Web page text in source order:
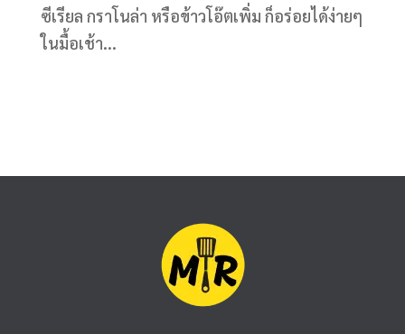
ซีเรียล กราโนล่า หรือข้าวโอ๊ตเพิ่ม ก็อร่อยได้ง่ายๆ
ในมื้อเช้า...